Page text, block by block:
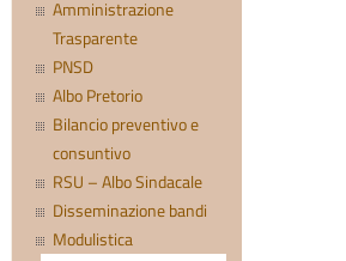
Amministrazione
Trasparente
PNSD
Albo Pretorio
Bilancio preventivo e
consuntivo
RSU – Albo Sindacale
Disseminazione bandi
Modulistica